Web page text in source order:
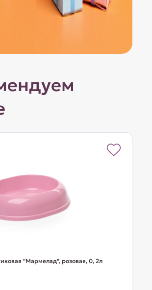
"Мармелад", розовая, 0, 2л